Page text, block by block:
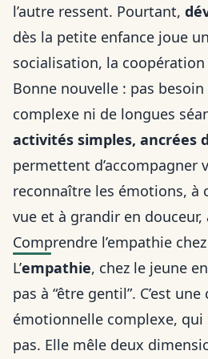
l’autre ressent. Pourtant,
dès la petite enfance joue
socialisation, la
Bonne nouvelle : pas
complexe ni de longues
activités simples, ancrées
permettent d’accompagner
reconnaître les émotions, à
vue et à grandir en
Comprendre l’empathie
L’empathie, chez le jeune
pas à “être gentil”. C’est
émotionnelle complexe, qui
pas. Elle mêle deux